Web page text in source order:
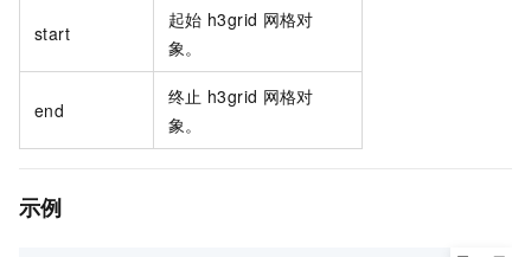
start
起始 h3grid 网格对
象。
end
终止 h3grid 网格对
象。
示例